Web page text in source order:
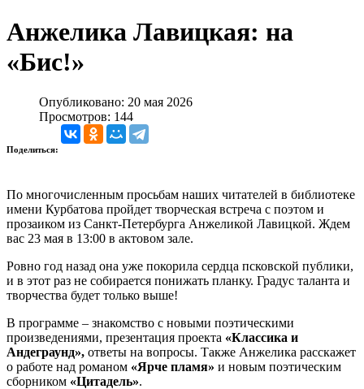
Анжелика Лавицкая: на
«Бис!»
Опубликовано: 20 мая 2026
Просмотров: 144
Поделиться:
По многочисленным просьбам наших читателей в библиотеке
имени Курбатова пройдет творческая встреча с поэтом и
прозаиком из Санкт-Петербурга Анжеликой Лавицкой. Ждем
вас 23 мая в 13:00 в актовом зале.
Ровно год назад она уже покорила сердца псковской публики,
и в этот раз не собирается понижать планку. Градус таланта и
творчества будет только выше!
В программе – знакомство с новыми поэтическими
произведениями, презентация проекта «Классика и
Андеграунд», ответы на вопросы. Также Анжелика расскажет
о работе над романом «Ярче пламя» и новым поэтическим
сборником «Цитадель».